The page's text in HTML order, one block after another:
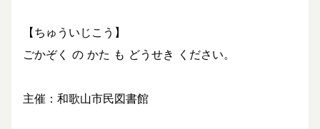
【ちゅういじこう】
ごかぞく の かた も どうせき ください。
主催：和歌山市民図書館